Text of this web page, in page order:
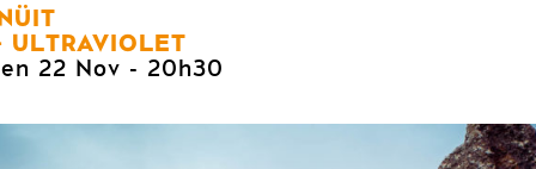
ULTRAVIOLET
22 Nov - 20h30